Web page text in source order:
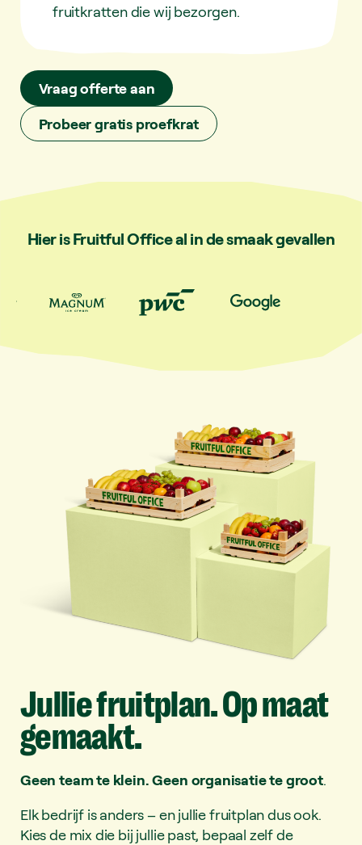
fruitkratten die wij bezorgen.
Vraag offerte aan
Probeer gratis proefkrat
Hier is Fruitful Office al in de smaak gevallen
Julliefruitplan.Opmaat
gemaakt.
Geen team te klein. Geen organisatie te groot.
Elk bedrijf is anders – en jullie fruitplan dus ook.
Kies de mix die bij jullie past, bepaal zelf de